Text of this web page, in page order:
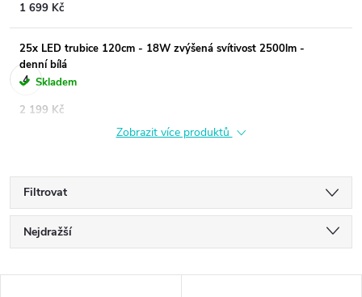
1 699 Kč
25x LED trubice 120cm - 18W zvýšená svítivost 2500lm -
denní bílá
Skladem
2 199 Kč
Zobrazit více produktů
Filtrovat
Ř
a
Nejdražší